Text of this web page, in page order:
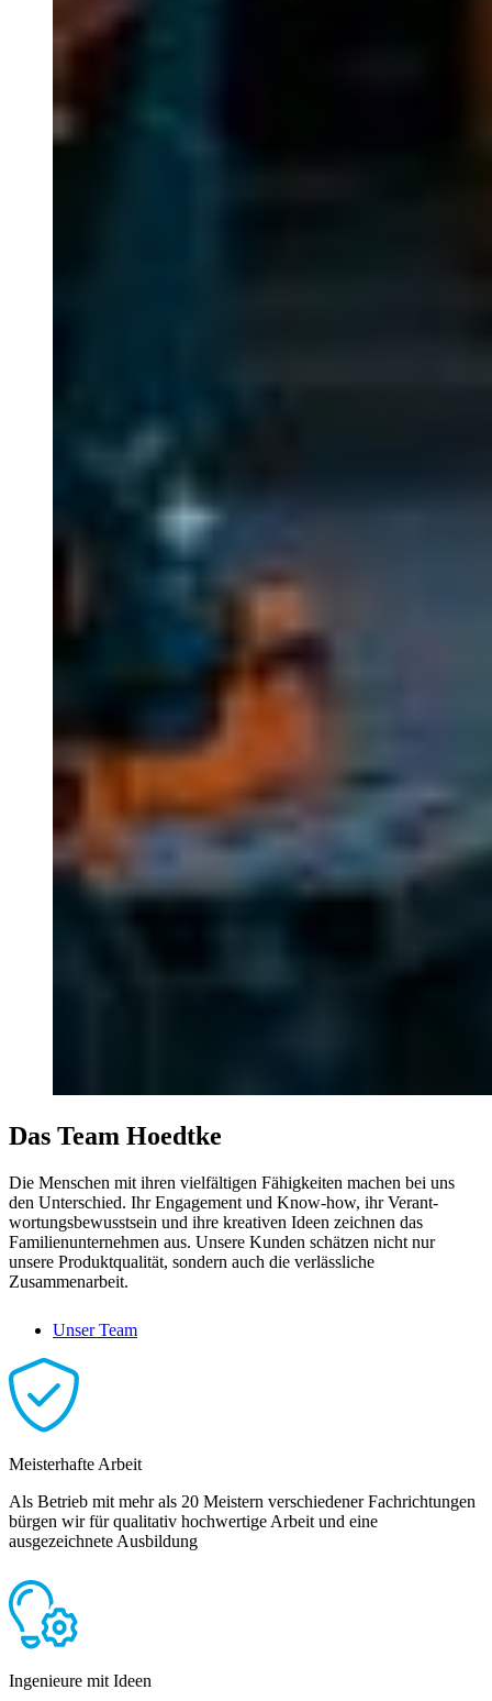
Das Team Hoedtke
Die Menschen mit ihren vielfältigen Fähigkeiten machen bei uns
den Unterschied. Ihr Engagement und Know-how, ihr Verant­
wortungs­bewusstsein und ihre kreativen Ideen zeichnen das
Familienunternehmen aus. Unsere Kunden schätzen nicht nur
unsere Produktqualität, sondern auch die verlässliche
Zusammenarbeit.
Unser Team
Meisterhafte Arbeit
Als Betrieb mit mehr als 20 Meistern verschiedener Fachrichtungen
bürgen wir für qualitativ hochwertige Arbeit und eine
ausgezeichnete Ausbildung
Ingenieure mit Ideen